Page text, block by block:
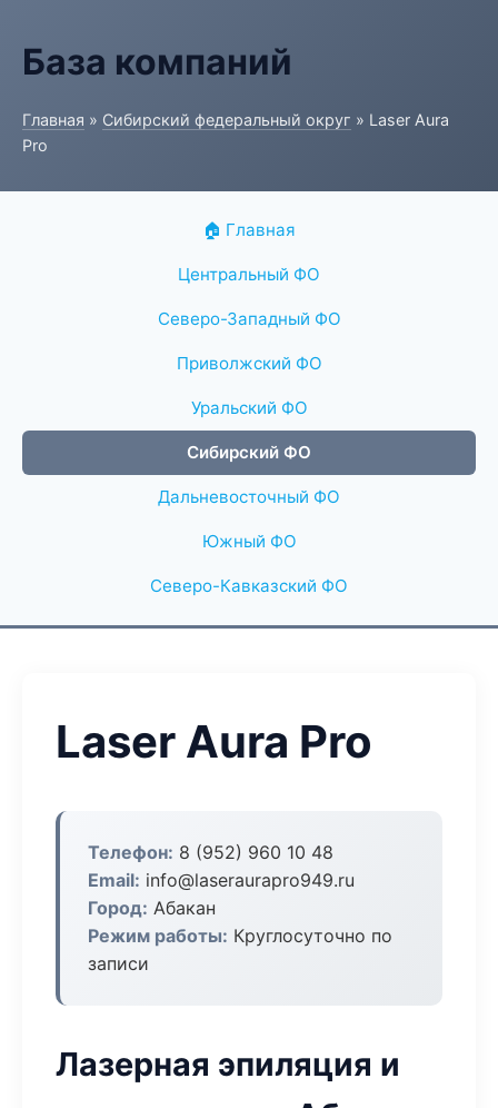
База компаний
Главная » Сибирский федеральный округ » Laser Aura
Pro
🏠 Главная
Центральный ФО
Северо-Западный ФО
Приволжский ФО
Уральский ФО
Сибирский ФО
Дальневосточный ФО
Южный ФО
Северо-Кавказский ФО
Laser Aura Pro
Телефон: 8 (952) 960 10 48
Email: info@laseraurapro949.ru
Город: Абакан
Режим работы: Круглосуточно по
записи
Лазерная эпиляция и